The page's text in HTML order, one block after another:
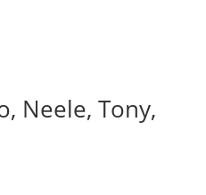
Neele, Tony,